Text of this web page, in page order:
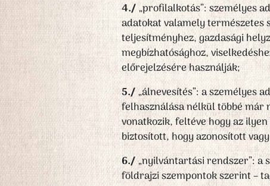
4./„profilalkotás”: személyes
adatokat valamely természetes
teljesítményhez, gazdasági
megbízhatósághoz,
előrejelzésére használják;
5./„álnevesítés”: a személyes
felhasználása nélkül többé már
vonatkozik, feltéve hogy az
biztosított, hogy azonosított
6./„nyilvántartási rendszer”: a
földrajzi szempontok szerint –